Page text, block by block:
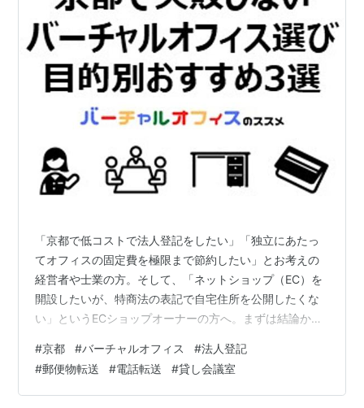
「京都で低コストで法人登記をしたい」「独立にあたっ
てオフィスの固定費を極限まで節約したい」とお考えの
経営者や士業の方。そして、「ネットショップ（EC）を
開設したいが、特商法の表記で自宅住所を公開したくな
い」というECショップオーナーの方へ。まずは結論か
在しますが、専門家が目的別に比較分析すると、おすす
めは次の通りになります。迷った方は、まずこの中から
選べば失敗しません 🎯 結論：あなたに最もおすすめ 🥇
#京都 #バーチャルオフィス #法人登記
#郵便物転送 #電話転送 #貸し会議室